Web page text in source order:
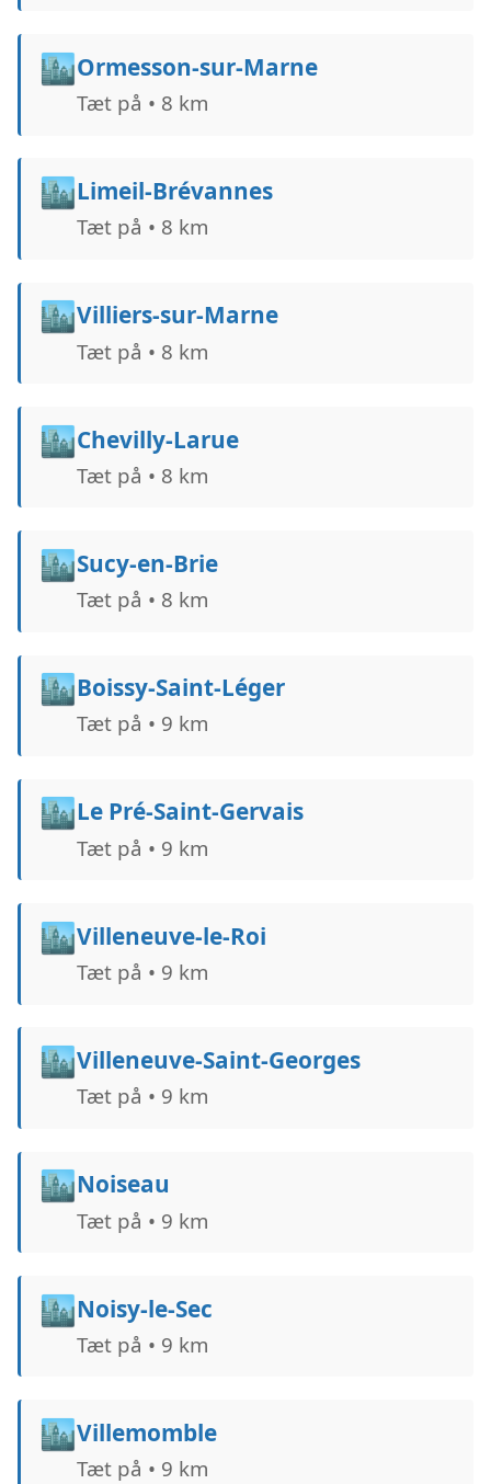
🏙️Ormesson-sur-Marne
Tæt på • 8 km
🏙️Limeil-Brévannes
Tæt på • 8 km
🏙️Villiers-sur-Marne
Tæt på • 8 km
🏙️Chevilly-Larue
Tæt på • 8 km
🏙️Sucy-en-Brie
Tæt på • 8 km
🏙️Boissy-Saint-Léger
Tæt på • 9 km
🏙️Le Pré-Saint-Gervais
Tæt på • 9 km
🏙️Villeneuve-le-Roi
Tæt på • 9 km
🏙️Villeneuve-Saint-Georges
Tæt på • 9 km
🏙️Noiseau
Tæt på • 9 km
🏙️Noisy-le-Sec
Tæt på • 9 km
🏙️Villemomble
Tæt på • 9 km